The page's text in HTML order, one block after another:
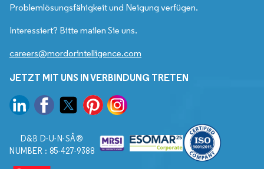
Problemlösungsfähigkeit und Neigung verfügen.
Interessiert? Bitte mailen Sie uns.
careers@mordorintelligence.com
JETZT MIT UNS IN VERBINDUNG TRETEN
D&B D-U-N-SÂ®
NUMBER : 85-427-9388